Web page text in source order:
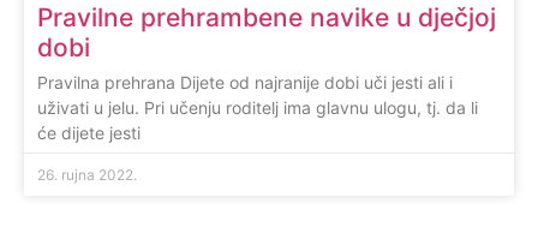
Pravilne prehrambene navike u dječjoj
dobi
Pravilna prehrana Dijete od najranije dobi uči jesti ali i
uživati u jelu. Pri učenju roditelj ima glavnu ulogu, tj. da li
će dijete jesti
26. rujna 2022.